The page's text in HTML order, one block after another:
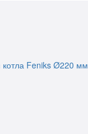
котла Feniks Ø220 мм